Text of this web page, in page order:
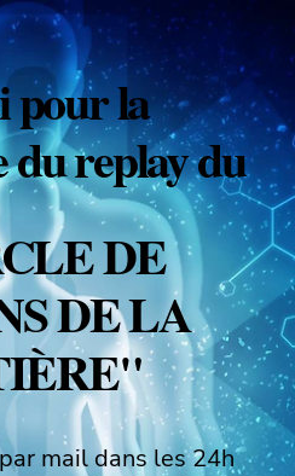
pour la
du replay du
DE
DE LA
mail dans les 24h